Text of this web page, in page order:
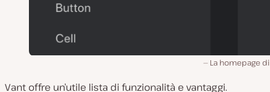
La homepage
Vant offre un’utile lista di funzionalità e vantaggi.